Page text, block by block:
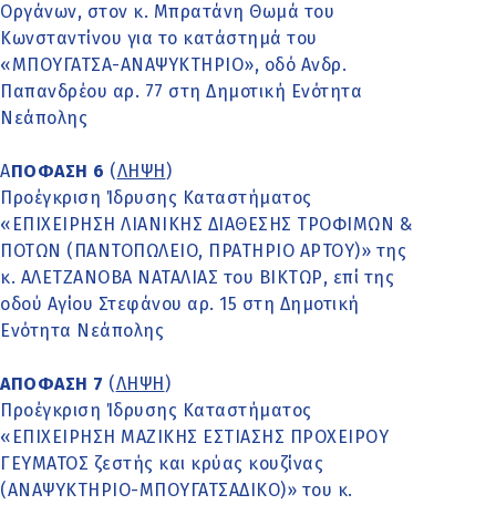
Οργάνων, στον κ. Μπρατάνη Θωμά του
Κωνσταντίνου για το κατάστημά του
«ΜΠΟΥΓΑΤΣΑ-ΑΝΑΨΥΚΤΗΡΙΟ», οδό Ανδρ.
Παπανδρέου αρ. 77 στη Δημοτική Ενότητα
Νεάπολης
ΑΠΟΦΑΣΗ 6 (ΛΗΨΗ )
Προέγκριση Ίδρυσης Καταστήματος
«ΕΠΙΧΕΙΡΗΣΗ ΛΙΑΝΙΚΗΣ ΔΙΑΘΕΣΗΣ ΤΡΟΦΙΜΩΝ &
ΠΟΤΩΝ (ΠΑΝΤΟΠΩΛΕΙΟ, ΠΡΑΤΗΡΙΟ ΑΡΤΟΥ)» της
κ. ΑΛΕΤΖΑΝΟΒΑ ΝΑΤΑΛΙΑΣ του ΒΙΚΤΩΡ, επί της
οδού Αγίου Στεφάνου αρ. 15 στη Δημοτική
Ενότητα Νεάπολης
ΑΠΟΦΑΣΗ 7 (ΛΗΨΗ )
Προέγκριση Ίδρυσης Καταστήματος
«ΕΠΙΧΕΙΡΗΣΗ ΜΑΖΙΚΗΣ ΕΣΤΙΑΣΗΣ ΠΡΟΧΕΙΡΟΥ
ΓΕΥΜΑΤΟΣ ζεστής και κρύας κουζίνας
(ΑΝΑΨΥΚΤΗΡΙΟ-ΜΠΟΥΓΑΤΣΑΔΙΚΟ)» του κ.